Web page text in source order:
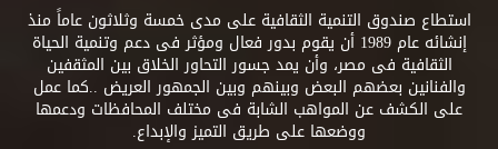
استطاع صندوق التنمية الثقافية على مدى خمسة وثلاثون عاماً منذ
إنشائه عام 1989 أن يقوم بدور فعال ومؤثر فى دعم وتنمية الحياة
الثقافية فى مصر، وأن يمد جسور التحاور الخلاق بين المثقفين
والفنانين بعضهم البعض وبينهم وبين الجمهور العريض ..كما عمل
على الكشف عن المواهب الشابة فى مختلف المحافظات ودعمها
ووضعها على طريق التميز والإبداع.